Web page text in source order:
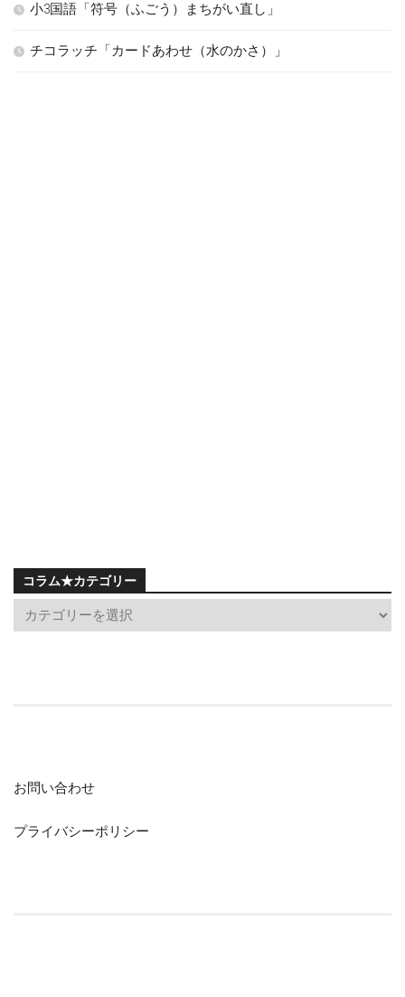
小3国語「符号（ふごう）まちがい直し」
チコラッチ「カードあわせ（水のかさ）」
コラム★カテゴリー
お問い合わせ
プライバシーポリシー